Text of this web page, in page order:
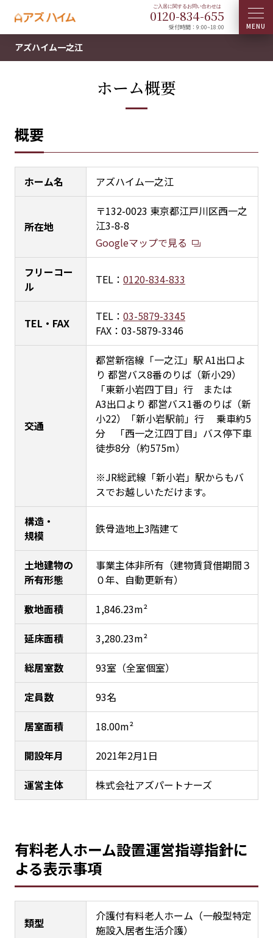
0120-834-655
受付時間：9:00~18:00
アズハイム一之江
ホーム概要
概要
ホーム名 アズハイム一之江
所在地
〒132-0023 東京都江戸川区西一之
江3-8-8
Googleマップで見る
フリーコー
ル
TEL： 0120-834-833
TEL・FAX TEL： 03-5879-3345
FAX：03-5879-3346
交通
都営新宿線「一之江」駅 A1出口よ
り 都営バス8番のりば（新小29）
「東新小岩四丁目」行 または
A3出口より 都営バス1番のりば（新
小22）「新小岩駅前」行 乗車約5
分 「西一之江四丁目」バス停下車
徒歩8分（約575m）
※JR総武線「新小岩」駅からもバ
スでお越しいただけます。
構造・
規模
鉄骨造地上3階建て
土地建物の
所有形態
事業主体非所有（建物賃貸借期間３
０年、自動更新有）
敷地面積
1,846.23m²
延床面積
3,280.23m²
総居室数
93室（全室個室）
定員数
93名
居室面積
18.00m²
開設年月
2021年2月1日
運営主体
株式会社アズパートナーズ
有料老人ホーム設置運営指導指針に
よる表示事項
類型
介護付有料老人ホーム（一般型特定
施設入居者生活介護）